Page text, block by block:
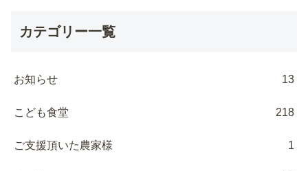
カテゴリー一覧
お知らせ 13
こども食堂 218
ご支援頂いた農家様 1